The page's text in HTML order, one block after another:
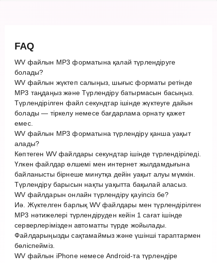
FAQ
WV файлын MP3 форматына қалай түрлендіруге
болады?
WV файлын жүктеп салыңыз, шығыс форматы ретінде
MP3 таңдаңыз және Түрлендіру батырмасын басыңыз.
Түрлендірілген файл секундтар ішінде жүктеуге дайын
болады — тіркелу немесе бағдарлама орнату қажет
емес.
WV файлын MP3 форматына түрлендіру қанша уақыт
алады?
Көптеген WV файлдары секундтар ішінде түрлендіріледі.
Үлкен файлдар өлшемі мен интернет жылдамдығына
байланысты бірнеше минутқа дейін уақыт алуы мүмкін.
Түрлендіру барысын нақты уақытта бақылай аласыз.
WV файлдарын онлайн түрлендіру қауіпсіз бе?
Иә. Жүктелген барлық WV файлдары мен түрлендірілген
MP3 нәтижелері түрлендіруден кейін 1 сағат ішінде
серверлерімізден автоматты түрде жойылады.
Файлдарыңызды сақтамаймыз және үшінші тараптармен
бөліспейміз.
WV файлын iPhone немесе Android-та түрлендіре